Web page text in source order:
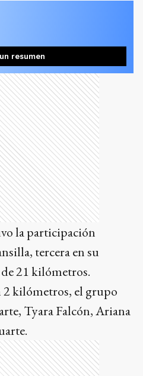
resumen
la participación
tercera en su
21 kilómetros.
kilómetros, el grupo
Tyara Falcón, Ariana